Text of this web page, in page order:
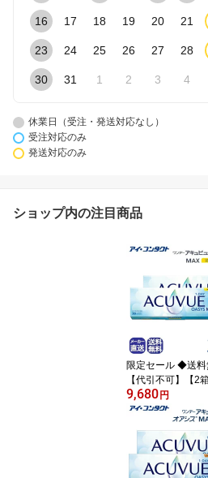
16 17 18 19 20 21
23 24 25 26 27 28
30 31 1 2 3 4
休業日（受注・発送対応なし）
受注対応のみ
発送対応のみ
ショップ内の注目商品
限定セール ◆送
【代引不可】【2箱
ト】 ワンデー アキ
ュー オアシス
チフォーカル 遠
ンタクトレンズ
(コンタクトレン
デー 1day 1日使い
9,680円